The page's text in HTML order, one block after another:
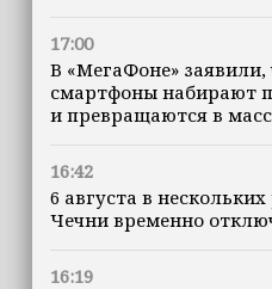
17:00
В «МегаФоне»
смартфоны набирают
и превращаются в
16:42
6 августа в
Чечни временно
16:19